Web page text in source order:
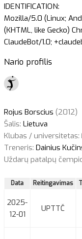
IDENTIFICATION:
Mozilla/5.0 (Linux;
(KHTML, like Gecko)
ClaudeBot/1.0;
Nario profilis
Rojus Borscius (2012)
Šalis: Lietuva
Klubas / universitetas:
Treneris: Dainius
Uždarų patalpų
Data Reitingavimas
2025-
12-01
UPTTČ